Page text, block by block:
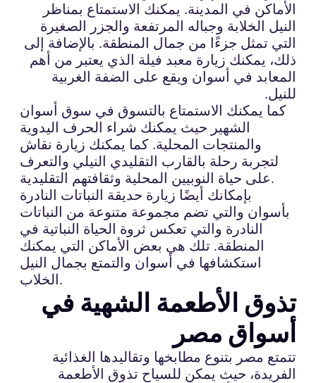
الأماكن في المدينة. يمكنك الاستمتاع بمناظر
النيل الخلابة وجباله المرتفعة والجزر الصغيرة
التي تمثل جزءًا من جمال المنطقة. بالإضافة إلى
ذلك، يمكنك زيارة معبد فيلة الذي يعتبر من أهم
المعابد في أسوان ويقع على الضفة الغربية
للنيل.
كما يمكنك الاستمتاع بالتسوق في سوق أسوان
الشهير حيث يمكنك شراء الحرف اليدوية
والمنتجات المحلية. كما يمكنك زيارة نقاش
لتجربة رحلة بالقارب التقليدي النيلي والتعرف
على حياة النوبيين المحلية وثقافتهم التقليدية.
بإمكانك أيضًا زيارة حديقة النباتات النادرة
بأسوان والتي تضم مجموعة متنوعة من النباتات
النادرة والتي تعكس ثروة الحياة النباتية في
المنطقة. تلك هي بعض الأماكن التي يمكنك
استكشافها في أسوان والتمتع بجمال النيل
الخلاب.
تذوق الأطعمة الشهية في
أسواق مصر
تتمتع مصر بتنوع مطابخها وتقاليدها الغذائية
الفريدة، حيث يمكن للسياح تذوق الأطعمة